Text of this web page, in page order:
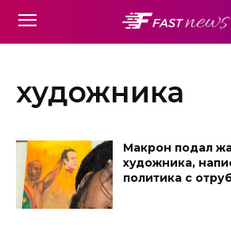
художника
Макрон подал
художника,
политика с